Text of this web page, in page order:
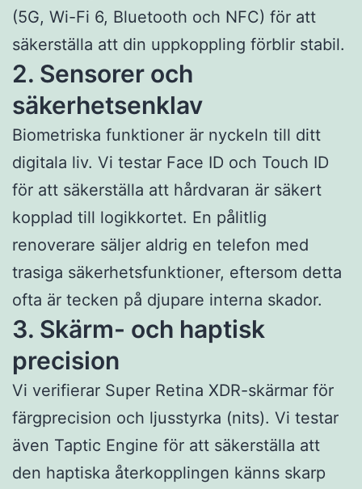
(5G, Wi-Fi 6, Bluetooth och NFC) för att
säkerställa att din uppkoppling förblir stabil.
2. Sensorer och
säkerhetsenklav
Biometriska funktioner är nyckeln till ditt
digitala liv. Vi testar Face ID och Touch ID
för att säkerställa att hårdvaran är säkert
kopplad till logikkortet. En pålitlig
renoverare säljer aldrig en telefon med
trasiga säkerhetsfunktioner, eftersom detta
ofta är tecken på djupare interna skador.
3. Skärm- och haptisk
precision
Vi verifierar Super Retina XDR-skärmar för
färgprecision och ljusstyrka (nits). Vi testar
även Taptic Engine för att säkerställa att
den haptiska återkopplingen känns skarp